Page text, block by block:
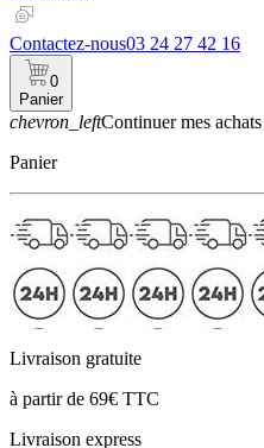
Contactez-nous03 24 27 42 16
0
Panier
chevron_leftContinuer mes achats
Panier
Livraison gratuite
à partir de 69€ TTC
Livraison express